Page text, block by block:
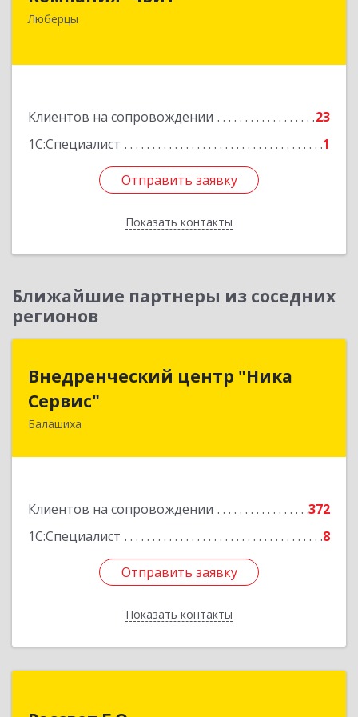
Люберцы
Клиентов на сопровождении
23
1С:Специалист
1
Отправить заявку
Показать контакты
Люберцы г, Октябрьский пр-кт, дом № 380"П",
Отправить заявку
Назад
Ближайшие партнеры из соседних
регионов
Внедренческий центр "Ника
Сервис"
Балашиха
Клиентов на сопровождении
372
1С:Специалист
8
Отправить заявку
Показать контакты
Внедренческий центр "Ника
Сервис"
143912, Московская обл, Балашиха г, Полевая
Отправить заявку
Назад